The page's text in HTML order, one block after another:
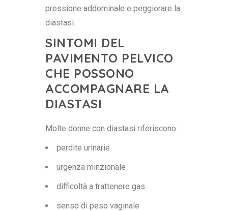
pressione addominale e peggiorare la
diastasi.
SINTOMI DEL
PAVIMENTO PELVICO
CHE POSSONO
ACCOMPAGNARE LA
DIASTASI
Molte donne con diastasi riferiscono:
perdite urinarie
urgenza minzionale
difficoltà a trattenere gas
senso di peso vaginale